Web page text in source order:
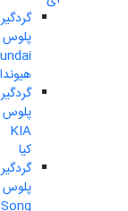
گردگیر
پلوس
هیوندا
گردگیر
پلوس
KIA
کیا
گردگیر
پلوس
Song